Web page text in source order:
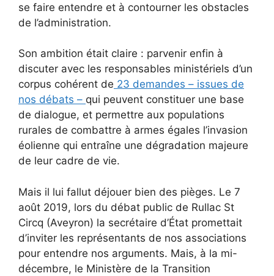
se faire entendre et à contourner les obstacles
de l’administration.
Son ambition était claire : parvenir enfin à
discuter avec les responsables ministériels d’un
corpus cohérent de 23 demandes – issues de
nos débats – qui peuvent constituer une base
de dialogue, et permettre aux populations
rurales de combattre à armes égales l’invasion
éolienne qui entraîne une dégradation majeure
de leur cadre de vie.
Mais il lui fallut déjouer bien des pièges. Le 7
août 2019, lors du débat public de Rullac St
Circq (Aveyron) la secrétaire d’État promettait
d’inviter les représentants de nos associations
pour entendre nos arguments. Mais, à la mi-
décembre, le Ministère de la Transition